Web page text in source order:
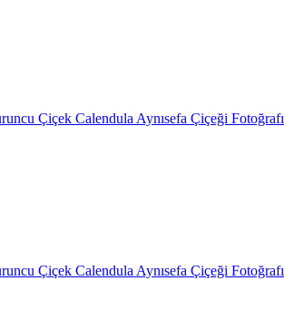
Çiçek Calendula Aynısefa Çiçeği Fotoğrafı
Çiçek Calendula Aynısefa Çiçeği Fotoğrafı